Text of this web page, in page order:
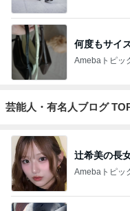
何度もサイ
Amebaトピッ
芸能人・有名人ブログ
辻希美の長
Amebaトピッ